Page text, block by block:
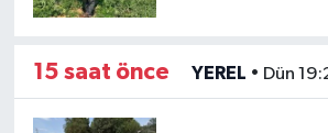
15 saat önce YEREL • Dün